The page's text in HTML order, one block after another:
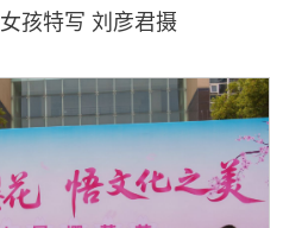
孩特写 刘彦君摄